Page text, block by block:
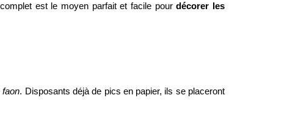
est le moyen parfait et facile pourdécorer les
faon. Disposants déjà de pics en papier, ils se placeront